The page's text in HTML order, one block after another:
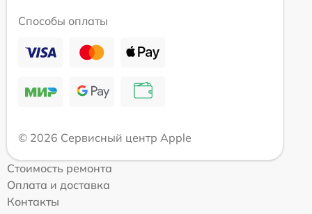
Способы оплаты
© 2026 Сервисный центр Apple
Стоимость ремонта
Оплата и доставка
Контакты